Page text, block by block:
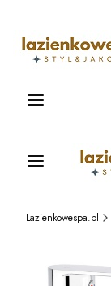
Lazienkowespa.pl